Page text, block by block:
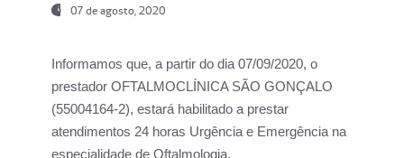
07 de agosto, 2020
Informamos que, a partir do dia07/09/2020, o
prestador OFTALMOCLÍNICA SÃO GONÇALO
(55004164-2), estará habilitado a prestar
atendimentos 24 horas Urgência e Emergência na
especialidade de Oftalmologia.